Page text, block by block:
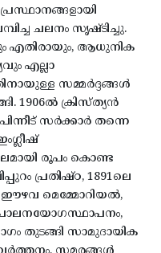
ചലനം സൃഷ്ടിച്ചു.
എതിരായും, ആധുനിക
എല്ലാ
സമ്മർദ്ദങ്ങൾ
1906ൽ ക്രിസ്ത്യൻ
സർക്കാർ തന്നെ
രൂപം കൊണ്ട
പ്രതിഷ്ഠ, 1891ലെ
ഈഴവ മെമ്മോറിയൽ,
തുടങ്ങി സാമുദായിക